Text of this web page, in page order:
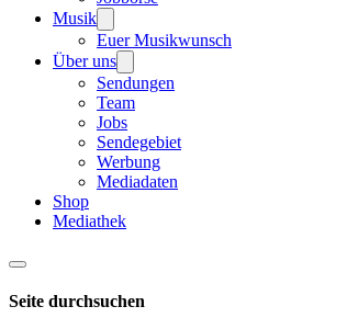
Musik
Euer Musikwunsch
Über uns
Sendungen
Team
Jobs
Sendegebiet
Werbung
Mediadaten
Shop
Mediathek
Seite durchsuchen